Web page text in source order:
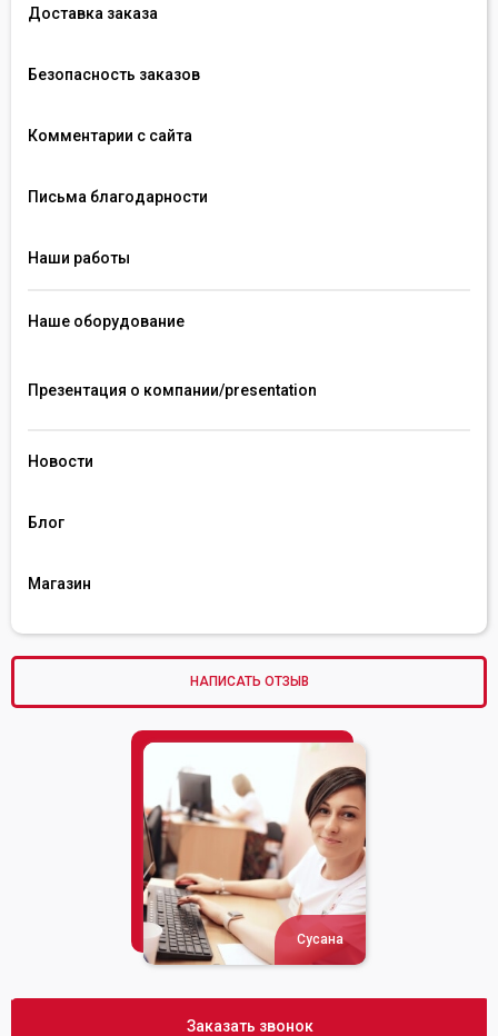
Доставка заказа
Безопасность заказов
Комментарии с сайта
Письма благодарности
Наши работы
Наше оборудование
Презентация о компании/presentation
Новости
Блог
Магазин
НАПИСАТЬ ОТЗЫВ
Сусана
Заказать звонок